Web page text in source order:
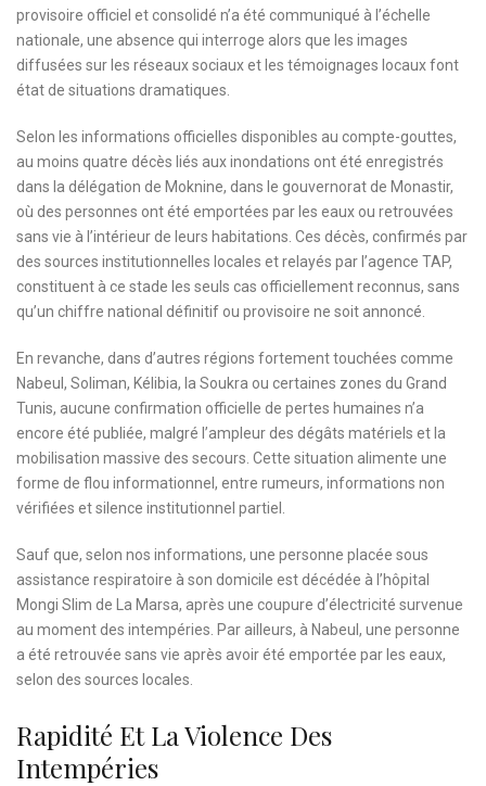
provisoire officiel et consolidé n’a été communiqué à l’échelle
nationale, une absence qui interroge alors que les images
diffusées sur les réseaux sociaux et les témoignages locaux font
état de situations dramatiques.
Selon les informations officielles disponibles au compte-gouttes,
au moins quatre décès liés aux inondations ont été enregistrés
dans la délégation de Moknine, dans le gouvernorat de Monastir,
où des personnes ont été emportées par les eaux ou retrouvées
sans vie à l’intérieur de leurs habitations. Ces décès, confirmés par
des sources institutionnelles locales et relayés par l’agence TAP,
constituent à ce stade les seuls cas officiellement reconnus, sans
qu’un chiffre national définitif ou provisoire ne soit annoncé.
En revanche, dans d’autres régions fortement touchées comme
Nabeul, Soliman, Kélibia, la Soukra ou certaines zones du Grand
Tunis, aucune confirmation officielle de pertes humaines n’a
encore été publiée, malgré l’ampleur des dégâts matériels et la
mobilisation massive des secours. Cette situation alimente une
forme de flou informationnel, entre rumeurs, informations non
vérifiées et silence institutionnel partiel.
Sauf que, selon nos informations, une personne placée sous
assistance respiratoire à son domicile est décédée à l’hôpital
Mongi Slim de La Marsa, après une coupure d’électricité survenue
au moment des intempéries. Par ailleurs, à Nabeul, une personne
a été retrouvée sans vie après avoir été emportée par les eaux,
selon des sources locales.
Rapidité Et La Violence Des
Intempéries